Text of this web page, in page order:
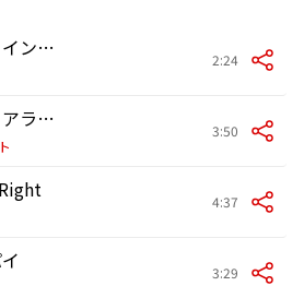
ソー・マッチ・イン・ラヴ 2:24
ドント・カム・アラウンド・ヒア(デュエット・ウィズ・ヘリコプター・ガール) 3:50
4:37
3:29